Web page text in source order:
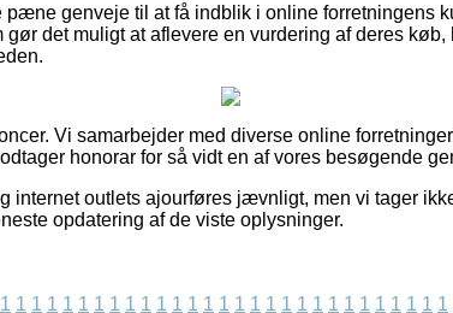
pæne genveje til at få indblik i online forretningens
det muligt at aflevere en vurdering af deres
Vi samarbejder med diverse online
honorar for så vidt en af vores besøgende
internet outlets ajourføres jævnligt, men vi tager
opdatering af de viste oplysninger.
1 1 1 1 1 1 1 1 1 1 1 1 1 1 1 1 1 1 1 1 1 1 1 1 1 1 1 1 1